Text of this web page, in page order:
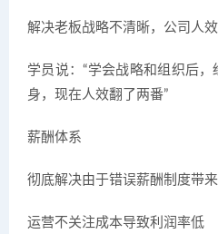
解决老板战略不清晰，公司人
学员说：“学会战略和组织后
身，现在人效翻了两番”
薪酬体系
彻底解决由于错误薪酬制度带
运营不关注成本导致利润率低